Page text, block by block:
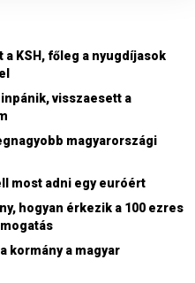
KSH, főleg a nyugdíjasok
visszaesett a
magyarországi
most adni egy euróért
hogyan érkezik a 100 ezres
kormány a magyar